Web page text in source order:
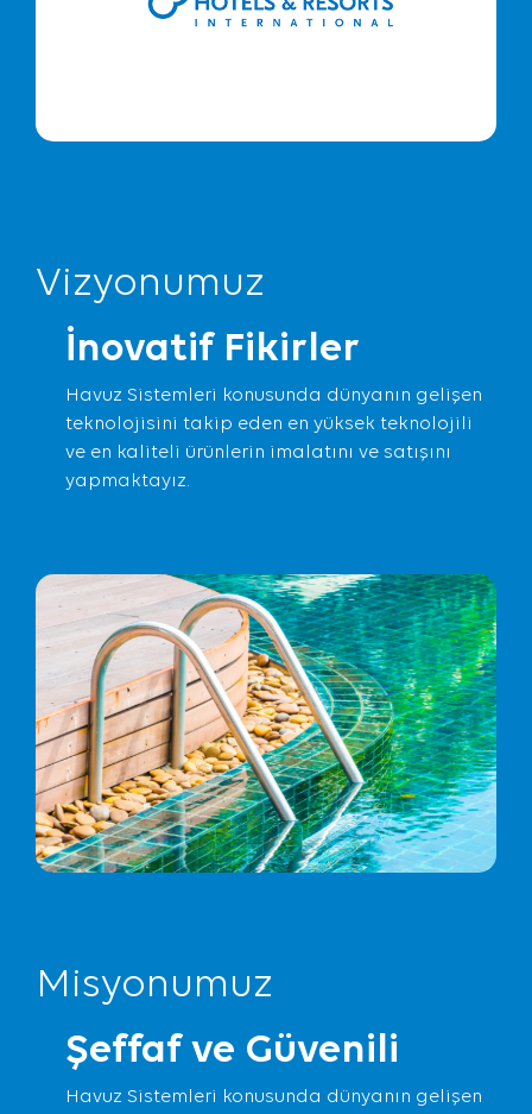
Vizyonumuz
İnovatif Fikirler
Havuz Sistemleri konusunda dünyanın gelişen
teknolojisini takip eden en yüksek teknolojili
ve en kaliteli ürünlerin imalatını ve satışını
yapmaktayız.
Misyonumuz
Şeffaf ve Güvenili
Havuz Sistemleri konusunda dünyanın gelişen